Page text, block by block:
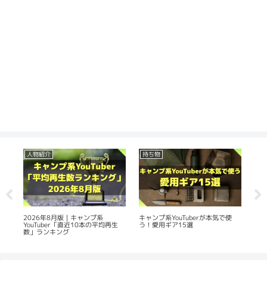
人物紹介
2026年8月版｜キャンプ系
YouTuber「直近10本の平均再生
数」ランキング
持ち物
キャンプ系YouTuberが本気で使
う！愛用ギア15選